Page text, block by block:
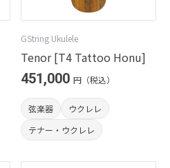
GString Ukulele
Tenor [T4 Tattoo Honu]
451,000 円（税込）
弦楽器
ウクレレ
テナー・ウクレレ